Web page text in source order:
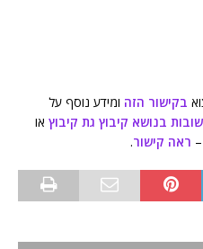
בקישור הזה ומידע נוסף על
בנושא קיבוץ גת קיבוץ או
ראה קישור.